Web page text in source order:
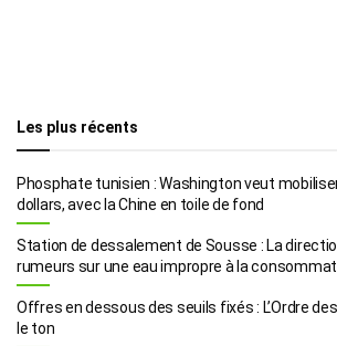
Les plus récents
Phosphate tunisien : Washington veut
dollars, avec la Chine en toile de fond
Station de dessalement de Sousse : La
rumeurs sur une eau impropre à la
Offres en dessous des seuils fixés : L’Ordre
le ton